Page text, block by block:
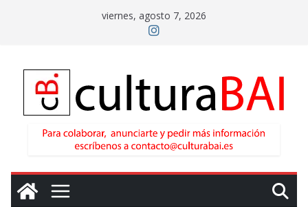
viernes, agosto 7, 2026